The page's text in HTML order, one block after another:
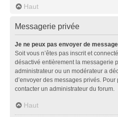
Haut
Messagerie privée
Je ne peux pas envoyer de
Soit vous n’êtes pas inscrit et
désactivé entièrement la messagerie
administrateur ou un modérateur a
d’envoyer des messages privés.
contacter un administrateur du forum.
Haut